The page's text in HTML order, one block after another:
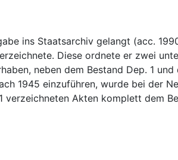
ins Staatsarchiv gelangt (acc.
Diese ordnete er zwei
neben dem Bestand Dep. 1
1945 einzuführen, wurde bei der
verzeichneten Akten komplett dem